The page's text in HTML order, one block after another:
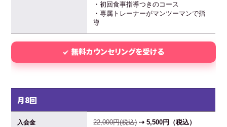
・初回食事指導つきのコース
・専属トレーナーがマンツーマンで指
導
無料カウンセリングを受ける
月8回
入会金 22,000円(税込)⇢ 5,500円（税込）